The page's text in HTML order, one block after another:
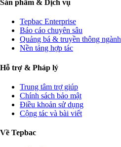
Sản phẩm & Dịch vụ
Tepbac Enterprise
Báo cáo chuyên sâu
Quảng bá & truyền thông ngành
Nền tảng hợp tác
Hỗ trợ & Pháp lý
Trung tâm trợ giúp
Chính sách bảo mật
Điều khoản sử dụng
Cộng tác và bài viết
Về Tepbac